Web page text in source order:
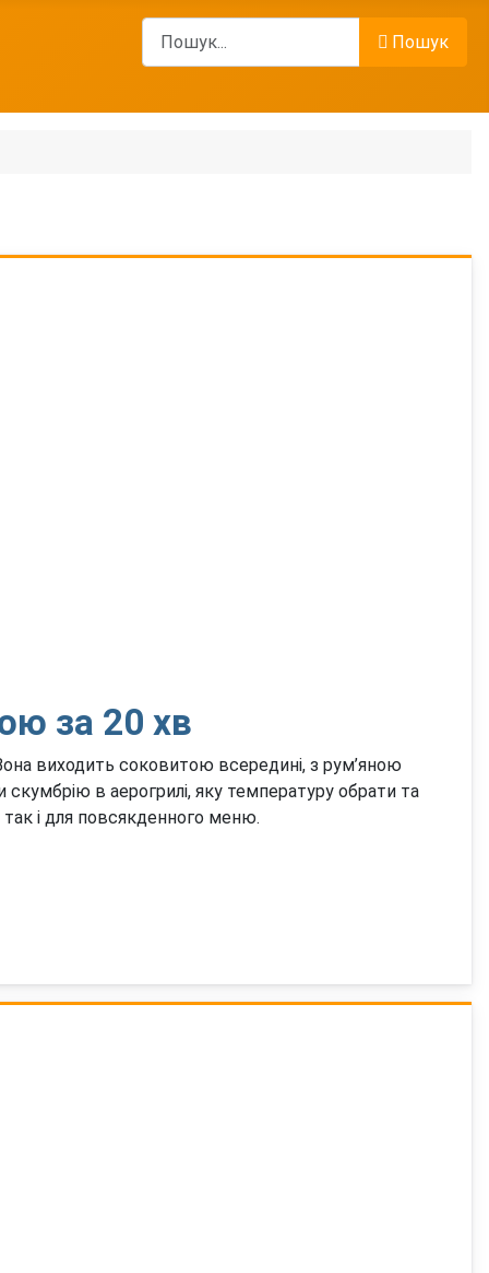
Пошук
Пошук
за 20 хв
виходить соковитою всередині, з рум’яною
в аерогрилі, яку температуру обрати та
так і для повсякденного меню.